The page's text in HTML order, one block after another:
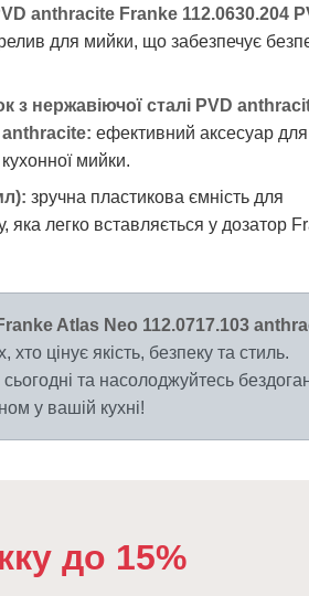
anthracite Franke 112.0630.204
для мийки, що забезпечує
з нержавіючої сталі PVD
anthracite: ефективний аксесуар для
мийки.
зручна пластикова ємність для
яка легко вставляється у дозатор
Atlas Neo 112.0717.103
цінує якість, безпеку та стиль.
та насолоджуйтесь
у вашій кухні!
до 15%